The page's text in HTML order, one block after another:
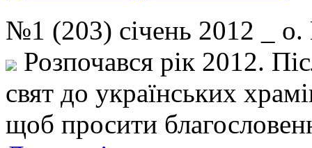
№1 (203) січень 2012 _
Розпочався рік 2012.
свят до українських
щоб просити